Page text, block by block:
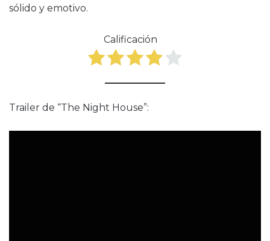
sólido y emotivo.
Calificación
Trailer de “The Night House”: